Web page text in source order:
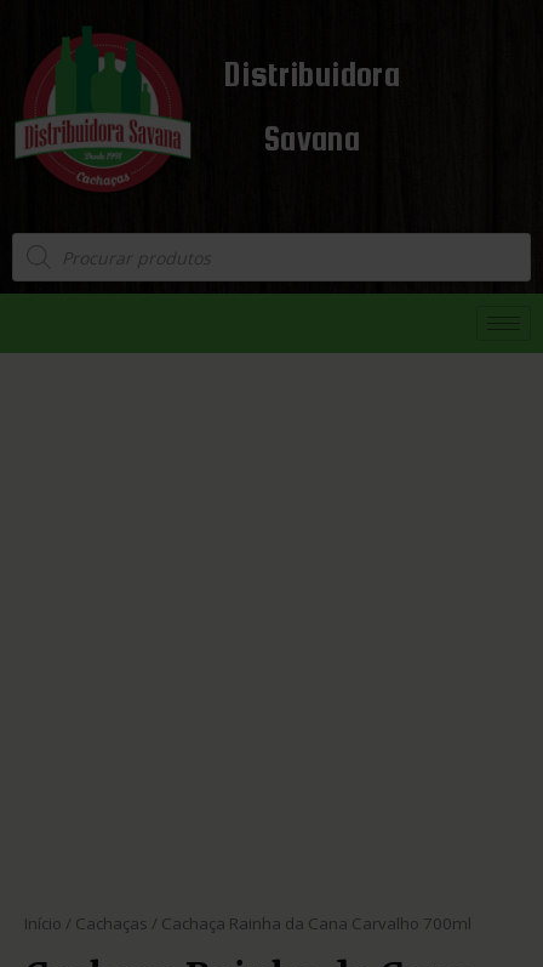
Distribuidora
Savana
Início / Cachaças / Cachaça Rainha da Cana Carvalho 700ml